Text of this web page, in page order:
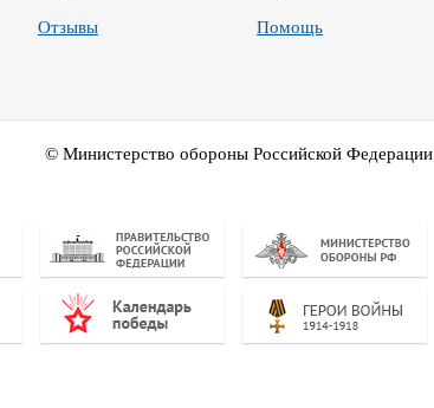
Отзывы Помощь
© Министерство обороны Российской Федерации